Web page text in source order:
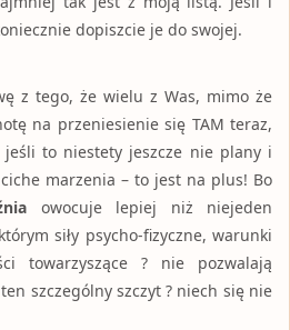
dopiszcie je do swojej.
z tego, że wielu z Was, mimo że
na przeniesienie się TAM teraz,
to niestety jeszcze nie plany i
marzenia – to jest na plus! Bo
owocuje lepiej niż niejeden
siły psycho-fizyczne, warunki
towarzyszące ? nie pozwalają
szczególny szczyt ? niech się nie